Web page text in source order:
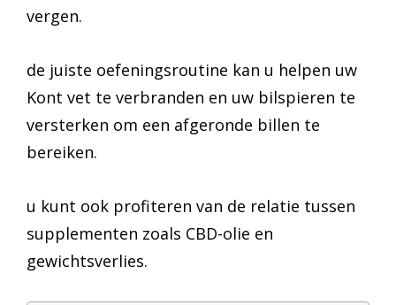
vergen.
de juiste oefeningsroutine kan u helpen uw
Kont vet te verbranden en uw bilspieren te
versterken om een afgeronde billen te
bereiken.
u kunt ook profiteren van de relatie tussen
supplementen zoals CBD-olie en
gewichtsverlies.